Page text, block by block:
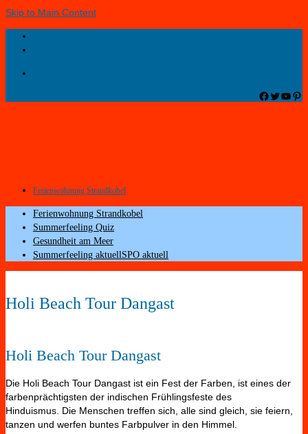
Skip to Main Content
Facebook
Twitter
Ferienwohnung Strandkobel
Ferienwohnung Strandkobel
Summerfeeling Quiz
Gesundheit am Meer
Summerfeeling aktuellSPO aktuell
Holi Beach Tour Dangast
Holi Beach Tour Dangast
Die Holi Beach Tour Dangast ist ein Fest der Farben, ist eines der
farbenprächtigsten der indischen Frühlingsfeste des
Hinduismus. Die Menschen treffen sich, alle sind gleich, sie feiern,
tanzen und werfen buntes Farbpulver in den Himmel.